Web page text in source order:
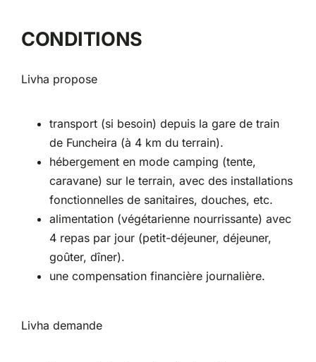
CONDITIONS
Livha propose
transport (si besoin) depuis la gare de train
de Funcheira (à 4 km du terrain).
hébergement en mode camping (tente,
caravane) sur le terrain, avec des installations
fonctionnelles de sanitaires, douches, etc.
alimentation (végétarienne nourrissante) avec
4 repas par jour (petit-déjeuner, déjeuner,
goûter, dîner).
une compensation financière journalière.
Livha demande